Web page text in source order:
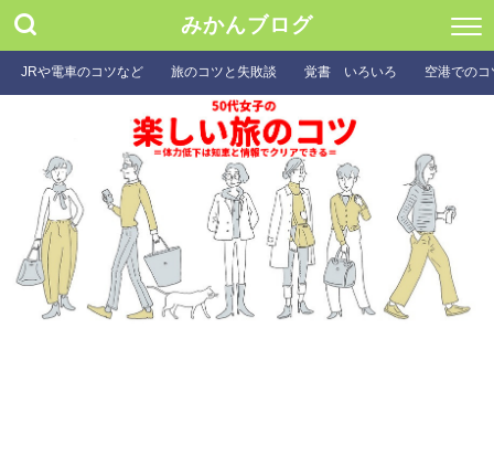
みかんブログ
JRや電車のコツなど 旅のコツと失敗談 覚書 いろいろ 空港での